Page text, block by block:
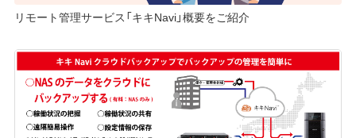
リモート管理サービス「キキNavi」概要をご紹介